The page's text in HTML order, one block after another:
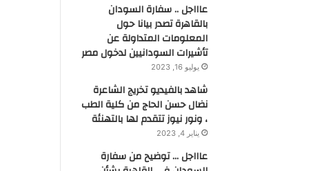
عاااجل .. سفارة السودان
بالقاهرة تصدر بيانا حول
المعلومات المتداولة عن
تأشيرات السودانيين لدخول مصر
يوليو 16, 2023
شاهد بالفيديو تخريج الشاعرة
نضال حسن الحاج من كلية الطب
، ونور نيوز تتقدم لها بالتهنئة
يناير 4, 2023
عاااجل … توضيح من سفارة